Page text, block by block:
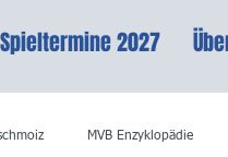
Spieltermine 2027
MVB Enzyklopädie